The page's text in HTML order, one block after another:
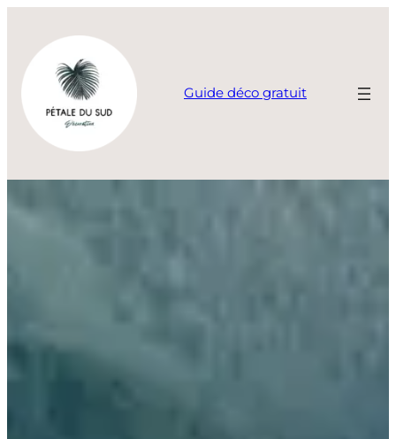
contenu
Guide déco gratuit